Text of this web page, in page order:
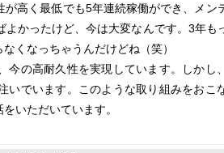
高く最低でも5年連続稼働ができ、メン
かったけど、今は大変なんです。3年も
くなっちゃうんだけどね（笑）
今の高耐久性を実現しています。しかし
でいます。このような取り組みをおこ
いただいています。